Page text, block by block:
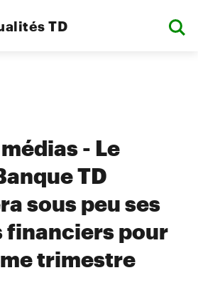
TD
- Le
TD
sous peu ses
financiers pour
trimestre